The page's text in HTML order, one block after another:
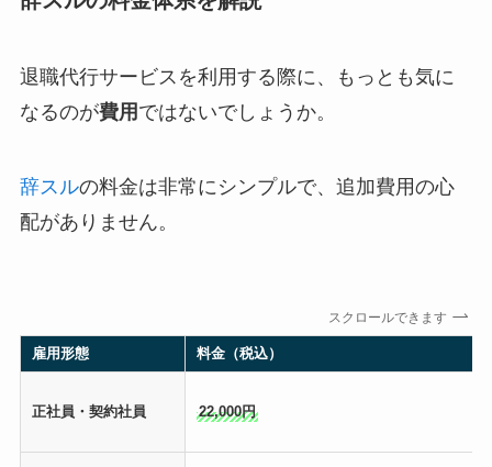
退職代行サービスを利用する際に、もっとも気に
なるのが費用 ではないでしょうか。
辞スルの料金は非常にシンプルで、追加費用の心
配がありません。
スクロールできます
雇用形態 料金（税込）
正社員・契約社員 22,000円